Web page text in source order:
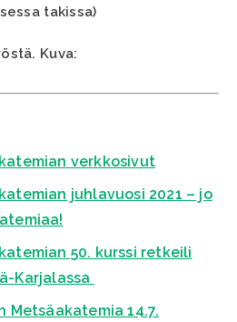
takissa)
Kuva:
verkkosivut
juhlavuosi 2021 – jo
50. kurssi retkeili
Karjalassa
Metsäakatemia 14.7.